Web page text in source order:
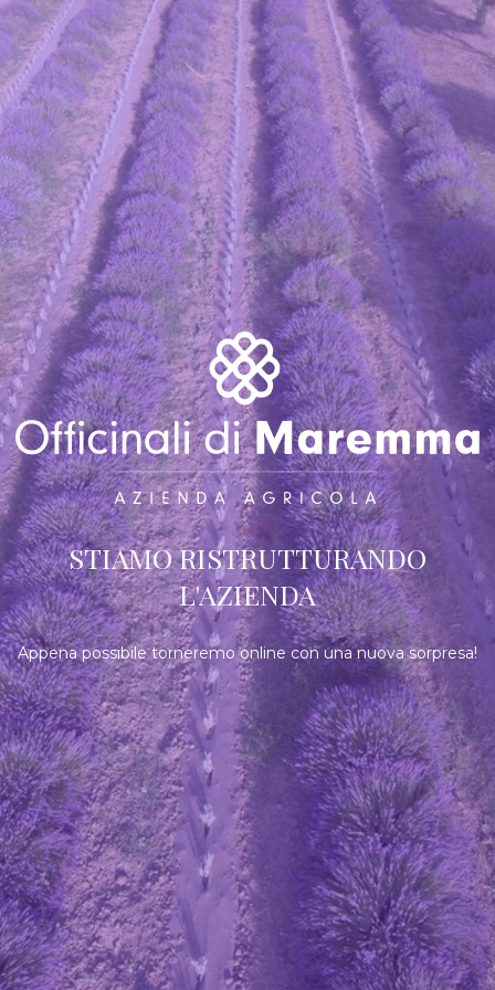
STIAMO RISTRUTTURANDO
L'AZIENDA
Appena possibile torneremo online con una nuova sorpresa!